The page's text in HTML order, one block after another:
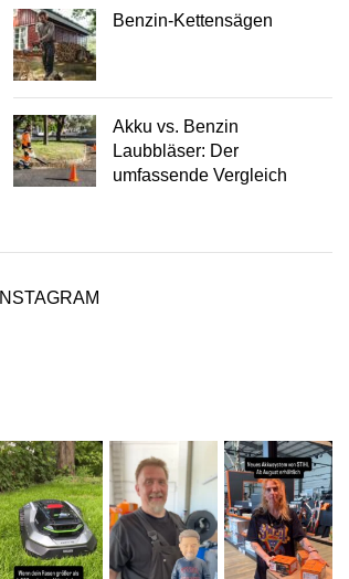
Benzin-Kettensägen
Akku vs. Benzin
Laubbläser: Der
umfassende Vergleich
INSTAGRAM